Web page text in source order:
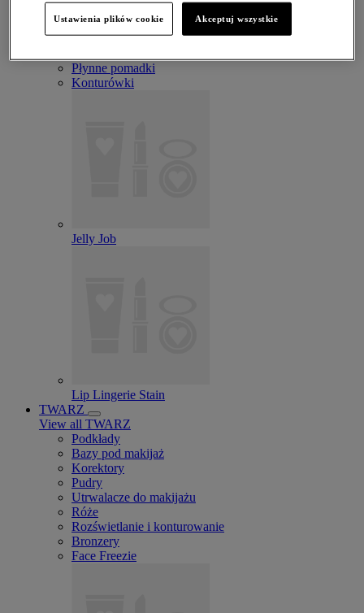
View all USTA
Błyszczyki do ust
Płynne pomadki
Konturówki
Jelly Job
Lip Lingerie Stain
TWARZ
View all TWARZ
Podkłady
Bazy pod makijaż
Korektory
Pudry
Utrwalacze do makijażu
Róże
Rozświetlanie i konturowanie
Bronzery
Face Freezie
Ustawienia plików cookie Akceptuj wszystkie